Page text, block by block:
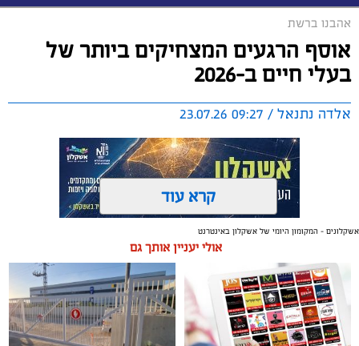
אהבנו ברשת
אוסף הרגעים המצחיקים ביותר של
בעלי חיים ב-2026
אלדה נתנאל / 09:27 23.07.26
תגים:בעלי חיים
קרא עוד
אשקלונים - המקומון היומי של אשקלון באינטרנט
אולי יעניין אותך גם